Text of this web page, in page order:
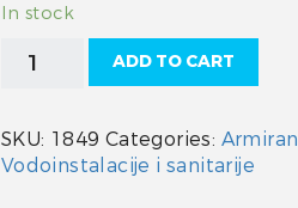
In stock
Cijev
armirana
žicom
quantity
ADD TO CART
SKU: 1849 Categories:
Vodoinstalacije i sanitarije